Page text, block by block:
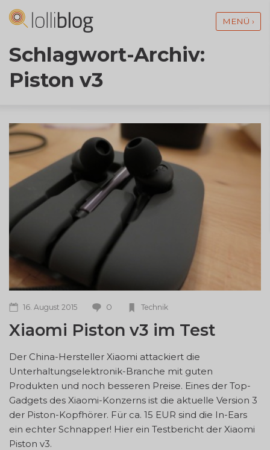
MENÜ ›
Schlagwort-Archiv:
Piston v3
16. August 2015 0 Technik
Xiaomi Piston v3 im Test
Der China-Hersteller Xiaomi attackiert die
Unterhaltungselektronik-Branche mit guten
Produkten und noch besseren Preise. Eines der Top-
Gadgets des Xiaomi-Konzerns ist die aktuelle Version 3
der Piston-Kopfhörer. Für ca. 15 EUR sind die In-Ears
ein echter Schnapper! Hier ein Testbericht der Xiaomi
Piston v3.